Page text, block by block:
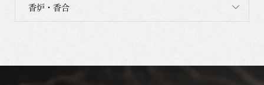
香炉・香合